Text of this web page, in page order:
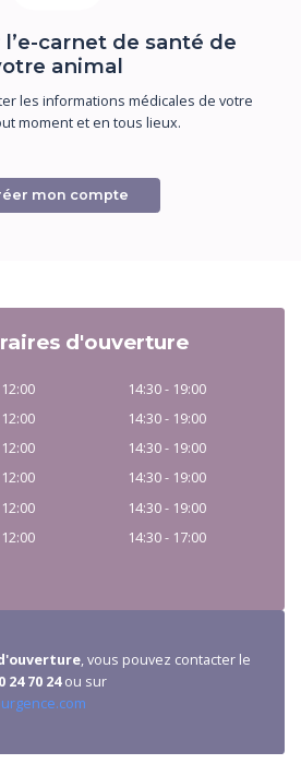
carnet de santé de
animal
les informations médicales de votre
moment et en tous lieux.
mon compte
d'ouverture
14:30 - 19:00
14:30 - 19:00
14:30 - 19:00
14:30 - 19:00
14:30 - 19:00
14:30 - 17:00
, vous pouvez contacter le
24 70 24ou sur